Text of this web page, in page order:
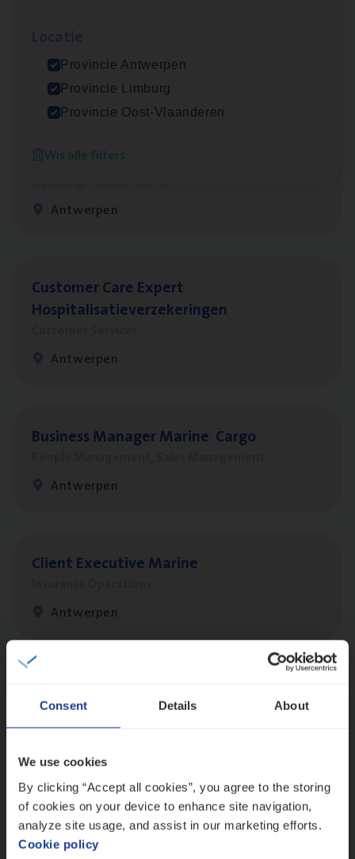
Consent Details About
We use cookies
By clicking “Accept all cookies”, you agree to the storing
of cookies on your device to enhance site navigation,
analyze site usage, and assist in our marketing efforts.
Cookie policy
Provincie Antwerpen
Provincie Limburg
Provincie Oost-Vlaanderen
Wis alle filters
Insurance Operations
Beveren
Test Ana­lyst
Antwerpen
Cus­to­mer Care Expert
Hospitalisatieverzekeringen
Antwerpen
Busi­ness Mana­ger Mari­ne Cargo
Antwerpen
Client Exe­cu­ti­ve Marine
Antwerpen
Insurance Operations
Dos­sier­be­heer­der Onder­ne­min­gen Van­b­
re­da Huys­mans — Mechelen